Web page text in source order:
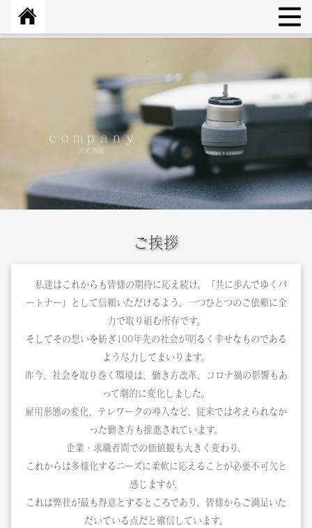
ｃｏｍｐａｎｙ
企業情報
ご挨拶
私達はこれからも皆様の期待に応え続け、「共に歩んでゆくパ
ートナー」として信頼いただけるよう、一つひとつのご依頼に全
力で取り組む所存です。
そしてその想いを紡ぎ100年先の社会が明るく幸せなものである
よう尽力してまいります。
昨今、社会を取り巻く環境は、働き方改革、コロナ禍の影響もあ
って劇的に変化しました。
雇用形態の変化、テレワークの導入など、従来では考えられなか
った働き方も推進されています。
企業・求職者間での価値観も大きく変わり、
これからは多様化するニーズに柔軟に応えることが必要不可欠と
感じますが、
これは弊社が最も得意とするところであり、皆様からご満足いた
だいている点だと確信しています。